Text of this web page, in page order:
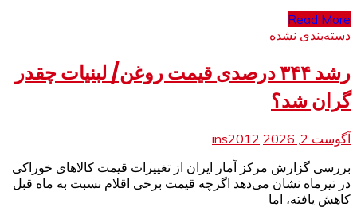
Read More
دسته‌بندی نشده
رشد ۳۴۴ درصدی قیمت روغن/ لبنیات چقدر
گران شد؟
آگوست 2, 2026
ins2012
بررسی گزارش مرکز آمار ایران از تغییرات قیمت کالا‌های خوراکی
در تیرماه نشان می‌دهد اگرچه قیمت برخی اقلام نسبت به ماه قبل
کاهش یافته، اما